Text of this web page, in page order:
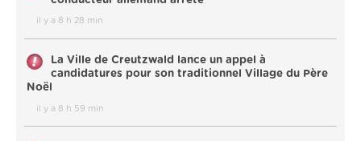
il y a 8 h 28 min
La Ville de Creutzwald lance un appel à
candidatures pour son traditionnel Village du Père
Noël
il y a 8 h 59 min